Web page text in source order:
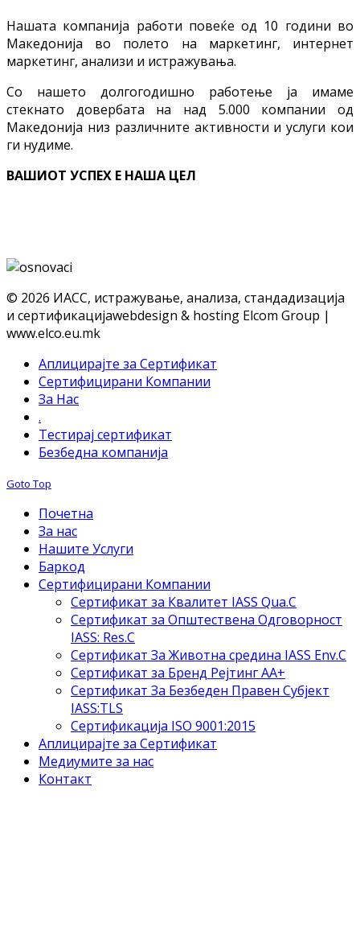
Нашата компанија работи повеќе од 10 години во
Македонија во полето на маркетинг, интернет
маркетинг, анализи и истражувања.
Со нашето долгогодишно работење ја имаме
стекнато довербата на над 5.000 компании од
Македонија низ различните активности и услуги кои
ги нудиме.
ВАШИОТ УСПЕХ Е НАША ЦЕЛ
© 2026 ИАСС, истражување, анализа, стандадизација
и сертификацијаwebdesign & hosting Elcom Group |
www.elco.eu.mk
Аплицирајте за Сертификат
Сертифицирани Компании
За Нас
.
Тестирај сертификат
Безбедна компанија
Goto Top
Почетна
За нас
Нашите Услуги
Баркод
Сертифицирани Компании
Сертификат за Квалитет IASS Qua.C
Сертификат за Општествена Одговорност
IASS: Res.C
Сертификат За Животна средина IASS Env.C
Сертификат за Бренд Рејтинг АА+
Сертификат За Безбеден Правен Субјект
IASS:TLS
Сертификација ISO 9001:2015
Аплицирајте за Сертификат
Медиумите за нас
Контакт